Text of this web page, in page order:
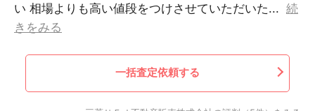
い 相場よりも高い値段をつけさせていただいた... 続
きをみる
一括査定依頼する